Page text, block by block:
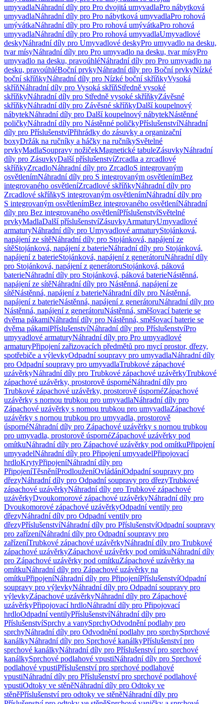
umyvadlaNáhradní díly pro Pro dvojitá umyvadlaPro nábytková
umyvadlaNáhradní díly pro Pro nábytková umyvadlaPro rohová
umývátkaNáhradní díly pro Pro rohová umývátkaPro rohová
umyvadlaNáhradní díly pro Pro rohová umyvadlaUmyvadlové
deskyNáhradní díly pro Umyvadlové deskyPro umyvadlo na desku,
tvar mísyNáhradní díly pro Pro umyvadlo na desku, tvar mísyPro
umyvadlo na desku, pravoúhléNáhradní díly pro Pro umyvadlo na
desku, pravoúhléBoční prvkyNáhradní díly pro Boční prvkyNízké
boční skříňkyNáhradní díly pro Nízké boční skříňkyVysoká
skříňNáhradní díly pro Vysoká skříňStředně vysoké
skříňkyNáhradní díly pro Středně vysoké skříňkyZávěsné
skříňkyNáhradní díly pro Závěsné skříňkyDalší koupelnový
nábytekNáhradní díly pro Další koupelnový nábytekNástěnné
poličkyNáhradní díly pro Nástěnné poličkyPříslušenstvíNáhradní
díly pro PříslušenstvíPřihrádky do zásuvky a organizační
boxyDržák na ručníky a háčky na ručníkySvětelné
prvkyMadlaSoupravy nožičekMagnetické tabuleZásuvkyNáhradní
díly pro ZásuvkyDalší příslušenstvíZrcadla a zrcadlové
skříňkyZrcadloNáhradní díly pro ZrcadloS integrovaným
osvětlenímNáhradní díly pro S integrovaným osvětlenímBez
integrovaného osvětleníZrcadlové skříňkyNáhradní díly pro
Zrcadlové skříňkyS integrovaným osvětlenímNáhradní díly pro
S integrovaným osvětlenímBez integrovaného osvětleníNáhradní
díly pro Bez integrovaného osvětleníPříslušenstvíSvětelné
prvkyMadlaDalší příslušenstvíZásuvkyArmaturyUmyvadlové
armaturyNáhradní díly pro Umyvadlové armaturyStojánková,
napájení ze sítěNáhradní díly pro Stojánková, napájení ze
sítěStojánková, napájení z baterieNáhradní díly pro Stojánková,
napájení z baterieStojánková, napájení z generátoruNáhradní díly
pro Stojánková, napájení z generátoruStojánková, páková
baterieNáhradní díly pro Stojánková, páková baterieNástěnná,
napájení ze sítěNáhradní díly pro Nástěnná, napájení ze
sítěNástěnná, napájení z baterieNáhradní díly pro Nástěnná,
napájení z baterieNástěnná, napájení z generátoruNáhradní díly pro
Nástěnná, napájení z generátoruNástěnná, směšovací baterie se
dvěma pákamiNáhradní díly pro Nástěnná, směšovací baterie se
dvěma pákamiPříslušenstvíNáhradní díly pro PříslušenstvíPro
umyvadlové armaturyNáhradní díly pro Pro umyvadlové
armaturyPřipojení zařizovacích předmětů pro mycí prostor, dřezy,
spotřebiče a výlevkyOdpadní soupravy pro umyvadlaNáhradní díly
pro Odpadní soupravy pro umyvadlaTrubkové zápachové
uzávěrkyNáhradní díly pro Trubkové zápachové uzávěrkyTrubkové
zápachové uzávěrky, prostorově úspornéNáhradní díly pro
Trubkové zápachové uzávěrky, prostorově úspornéZápachové
uzávěrky s nornou trubkou pro umyvadlaNáhradní díly pro
Zápachové uzávěrky s nornou trubkou pro umyvadlaZápachové
uzávěrky s nornou trubkou pro umyvadla, prostorově
úspornéNáhradní díly pro Zápachové uzávěrky s nornou trubkou
pro umyvadla, prostorově úspornéZápachové uzávěrky pod
omítkuNáhradní díly pro Zápachové uzávěrky pod omítkuPřipojení
umyvadelNáhradní díly pro Připojení umyvadelPřipojovací
hrdloKrytyPřipojeníNáhradní díly pro
PřipojeníTěsněníProdlouženíOvládáníOdpadní soupravy pro
dřezyNáhradní díly pro Odpadní soupravy pro dřezyTrubkové
zápachové uzávěrkyNáhradní díly pro Trubkové zápachové
uzávěrkyDvoukomorové zápachové uzávěrkyNáhradní díly pro
Dvoukomorové zápachové uzávěrkyOdpadní ventily pro
dřezyNáhradní díly pro Odpadní ventily pro
dřezyPříslušenstvíNáhradní díly pro PříslušenstvíOdpadní soupravy
pro zařízeníNáhradní díly pro Odpadní soupravy pro
zařízeníTrubkové zápachové uzávěrkyNáhradní díly pro Trubkové
zápachové uzávěrkyZápachové uzávěrky pod omítkuNáhradní díly
pro Zápachové uzávěrky pod omítkuZápachové uzávěrky na
omítkuNáhradní díly pro Zápachové uzávěrky na
omítkuPřipojeníNáhradní díly pro PřipojeníPříslušenstvíOdpadní
soupravy pro výlevkyNáhradní díly pro Odpadní soupravy pro
výlevkyZápachové uzávěrkyNáhradní díly pro Zápachové
uzávěrkyPřipojovací hrdloNáhradní díly pro Připojovací
hrdloOdpadní ventilyPříslušenstvíNáhradní díly pro
PříslušenstvíSprchy a vanySprchyOdvodnění podlahy pro
sprchyNáhradní díly pro Odvodnění podlahy pro sprchySprchové
kanálkyNáhradní díly pro Sprchové kanálkyPříslušenství pro
sprchové kanálkyNáhradní díly pro Příslušenství pro sprchové
kanálkySprchové podlahové vpustiNáhradní díly pro Sprchové
podlahové vpustiPříslušenství pro sprchové podlahové
vpustiNáhradní díly pro Příslušenství pro sprchové podlahové
vpustiOdtoky ve stěněNáhradní díly pro Odtoky ve
stěněPříslušenství pro odtoky ve stěněNáhradní díly pro